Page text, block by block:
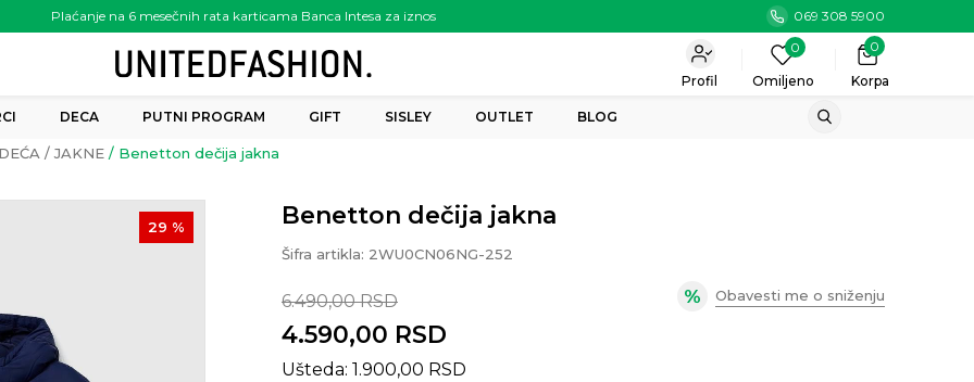
Plaćanje na 6 mesečnih rata karticama Banca Intesa za iznos
preko 6.000.00 rsd
069 308 5900
Korpa
0
0
Omiljeno
Profil
DECA PUTNI PROGRAM GIFT SISLEY OUTLET BLOG
JAKNE Benetton dečija jakna
29 % Benetton dečija jakna
Šifra artikla: 2WU0CN06NG-252
6.490,00 RSD
4.590,00 RSD
Ušteda: 1.900,00 RSD
Obavesti me o sniženju